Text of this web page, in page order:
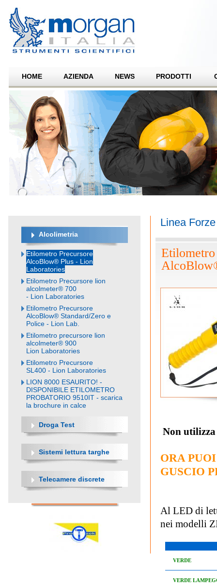
HOME AZIENDA NEWS PRODOTTI
Alcolimetria
Etilometro Precursore
AlcoBlow® Plus - Lion
Laboratories
Etilometro Precursore lion
alcolmeter® 700
- Lion Laboratories
Etilometro Precursore
AlcoBlow® Standard/Zero e
Police - Lion Lab.
Etilometro precursore lion
alcolmeter® 900
Lion Laboratories
Etilometro Precursore
SL400 - Lion Laboratories
LION 8000 ESAURITO! -
DISPONIBILE ETILOMETRO
PROBATORIO 9510IT - scarica
la brochure in calce
Droga Test
Sistemi lettura targhe
Telecamere discrete
Linea
Non
ORA
GUSCIO
Al LED di
nei modelli
VERDE
VERDE